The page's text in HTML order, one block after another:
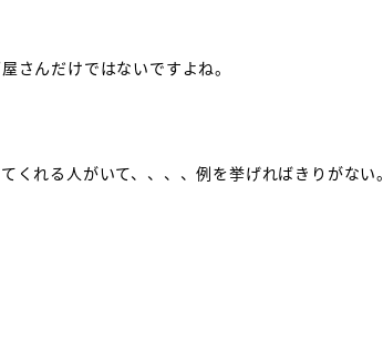
さんだけではないですよね。
れる人がいて、、、、例を挙げればきりがない。